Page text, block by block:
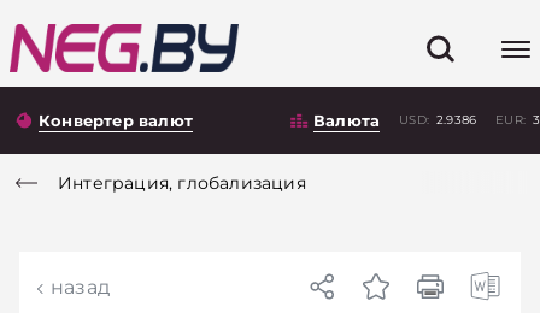
Конвертер валют Валюта USD: 2.9386 EUR:
Интеграция, глобализация
назад